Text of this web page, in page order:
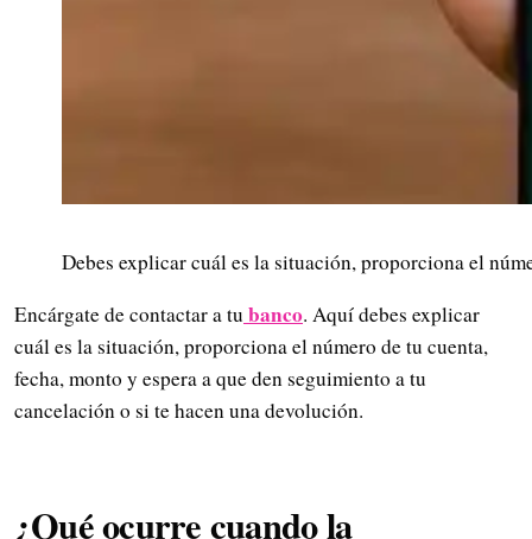
Debes explicar cuál es la situación, proporciona el
Encárgate de contactar a tu banco. Aquí debes explicar
cuál es la situación, proporciona el número de tu cuenta,
fecha, monto y espera a que den seguimiento a tu
cancelación o si te hacen una devolución.
¿Qué ocurre cuando la